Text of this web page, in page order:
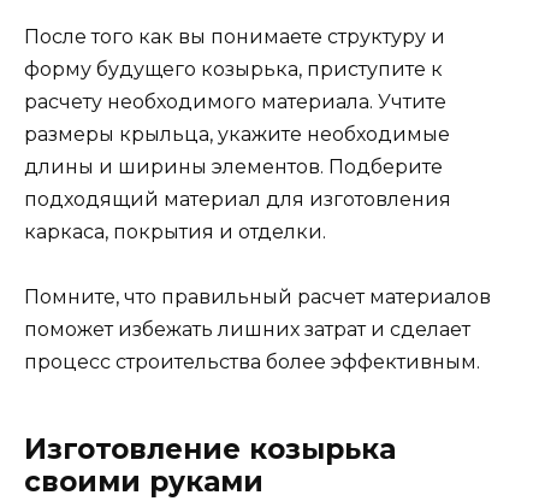
После того как вы понимаете структуру и
форму будущего козырька, приступите к
расчету необходимого материала. Учтите
размеры крыльца, укажите необходимые
длины и ширины элементов. Подберите
подходящий материал для изготовления
каркаса, покрытия и отделки.
Помните, что правильный расчет материалов
поможет избежать лишних затрат и сделает
процесс строительства более эффективным.
Изготовление козырька
своими руками